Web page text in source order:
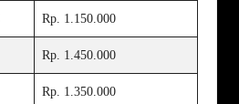
Rp. 1.150.000
Rp. 1.450.000
Rp. 1.350.000